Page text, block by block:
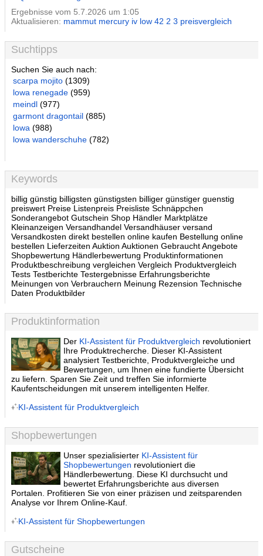
Ergebnisse vom 5.7.2026 um 1:05
Aktualisieren: mammut mercury iv low 42 2 3 preisvergleich
Suchtipps
Suchen Sie auch nach:
scarpa mojito (1309)
lowa renegade (959)
meindl (977)
garmont dragontail (885)
lowa (988)
lowa wanderschuhe (782)
Keywords
billig günstig billigsten günstigsten billiger günstiger guenstig
preiswert Preise Listenpreis Preisliste Schnäppchen
Sonderangebot Gutschein Shop Händler Marktplätze
Kleinanzeigen Versandhandel Versandhäuser versand
Versandkosten direkt bestellen online kaufen Bestellung online
bestellen Lieferzeiten Auktion Auktionen Gebraucht Angebote
Shopbewertung Händlerbewertung Produktinformationen
Produktbeschreibung vergleichen Vergleich Produktvergleich
Tests Testberichte Testergebnisse Erfahrungsberichte
Meinungen von Verbrauchern Meinung Rezension Technische
Daten Produktbilder
Produktinformation
Der KI-Assistent für Produktvergleich revolutioniert
Ihre Produktrecherche. Dieser KI-Assistent
analysiert Testberichte, Produktvergleiche und
Bewertungen, um Ihnen eine fundierte Übersicht
zu liefern. Sparen Sie Zeit und treffen Sie informierte
Kaufentscheidungen mit unserem intelligenten Helfer.
KI-Assistent für Produktvergleich
Shopbewertungen
Unser spezialisierter KI-Assistent für
Shopbewertungen revolutioniert die
Händlerbewertung. Diese KI durchsucht und
bewertet Erfahrungsberichte aus diversen
Portalen. Profitieren Sie von einer präzisen und zeitsparenden
Analyse vor Ihrem Online-Kauf.
KI-Assistent für Shopbewertungen
Gutscheine